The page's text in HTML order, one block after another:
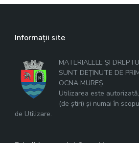
Informații site
MATERIALELE ȘI
SUNT DEȚINUTE DE
OCNA MUREȘ.
Utilizarea este
(de știri) și numai în
de Utilizare.